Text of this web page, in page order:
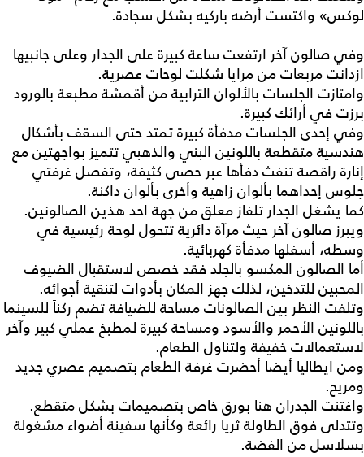
لوكس» واكتست أرضه باركيه بشكل سجادة.
وفي صالون آخر ارتفعت ساعة كبيرة على الجدار وعلى جانبيها
ازدانت مربعات من مرايا شكلت لوحات عصرية.
وامتازت الجلسات بالألوان الترابية من أقمشة مطبعة بالورود
برزت في أرائك كبيرة.
وفي إحدى الجلسات مدفأة كبيرة تمتد حتى السقف بأشكال
هندسية متقطعة باللونين البني والذهبي تتميز بواجهتين مع
إنارة راقصة تنفث دفأها عبر حصى كثيفة، وتفصل غرفتي
جلوس إحداهما بألوان زاهية وأخرى بألوان داكنة.
كما يشغل الجدار تلفاز معلق من جهة احد هذين الصالونين.
ويبرز صالون آخر حيث مرآة دائرية تتحول لوحة رئيسية في
وسطه، أسفلها مدفأة كهربائية.
أما الصالون المكسو بالجلد فقد خصص لاستقبال الضيوف
المحبين للتدخين، لذلك جهز المكان بأدوات لتنقية أجوائه.
وتلفت النظر بين الصالونات مساحة للضيافة تضم ركناً للسينما
باللونين الأحمر والأسود ومساحة كبيرة لمطبخ عملي كبير وآخر
لاستعمالات خفيفة ولتناول الطعام.
ومن ايطاليا أيضا أحضرت غرفة الطعام بتصميم عصري جديد
ومريح.
واغتنت الجدران هنا بورق خاص بتصميمات بشكل متقطع.
وتتدلى فوق الطاولة ثريا رائعة وكأنها سفينة أضواء مشغولة
بسلاسل من الفضة.